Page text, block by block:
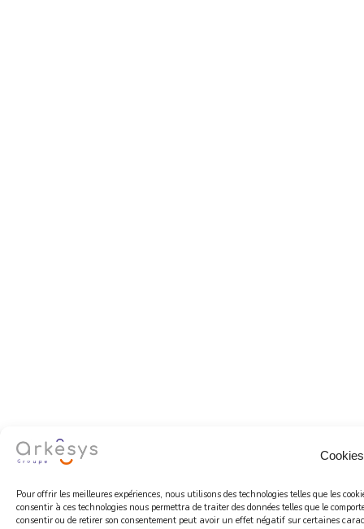
Cookies
Pour offrir les meilleures expériences, nous utilisons des technologies telles que les
consentir à ces technologies nous permettra de traiter des données telles que le
consentir ou de retirer son consentement peut avoir un effet négatif sur certaines